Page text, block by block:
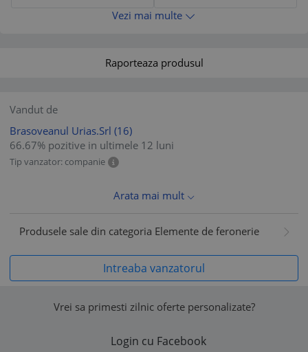
Vezi mai multe
Raporteaza produsul
Vandut de
Brasoveanul Urias.Srl (16)
66.67% pozitive in ultimele 12 luni
Tip vanzator: companie
Arata mai mult
Produsele sale din categoria Elemente de feronerie
Intreaba vanzatorul
Vrei sa primesti zilnic oferte personalizate?
Login cu Facebook